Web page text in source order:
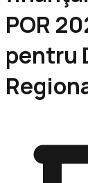
POR
pentru